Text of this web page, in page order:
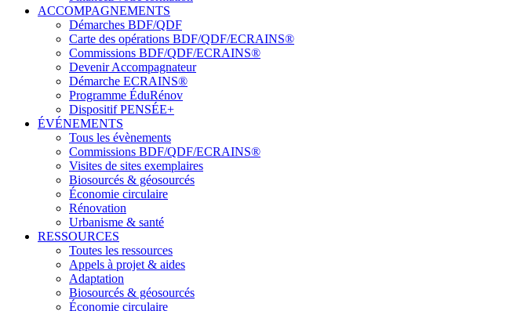
ACCOMPAGNEMENTS
Démarches BDF/QDF
Carte des opérations BDF/QDF/ECRAINS®
Commissions BDF/QDF/ECRAINS®
Devenir Accompagnateur
Démarche ECRAINS®
Programme ÉduRénov
Dispositif PENSÉE+
ÉVÉNEMENTS
Tous les évènements
Commissions BDF/QDF/ECRAINS®
Visites de sites exemplaires
Biosourcés & géosourcés
Économie circulaire
Rénovation
Urbanisme & santé
RESSOURCES
Toutes les ressources
Appels à projet & aides
Adaptation
Biosourcés & géosourcés
Économie circulaire